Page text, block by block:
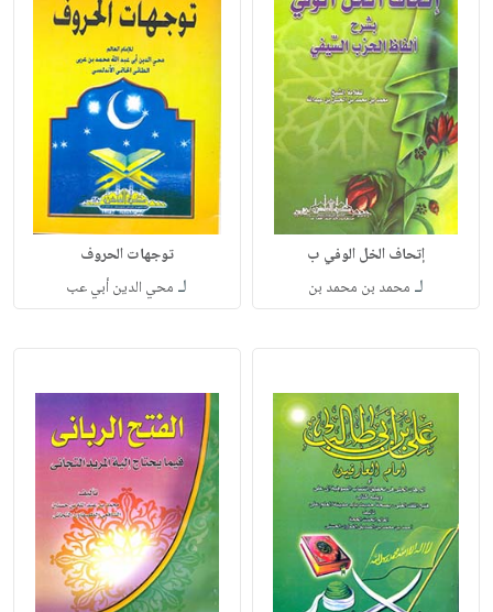
إتحاف الخل الوفي ب
لـ محمد بن محمد بن
توجهات الحروف
لـ محي الدين أبي عب